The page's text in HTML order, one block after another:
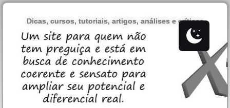
Dicas, cursos, tutoriais, artigos, análises e críticas